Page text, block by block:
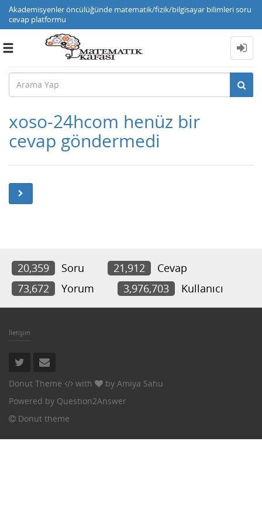
Akademisyenler öncülüğünde matematik/fizik/bilgisayar bilimleri soru
cevap platformu
Toggle
xoso-24hcom henüz bir
cevap göndermedi
20,359 Soru 21,912
Cevap
73,672
Yorum 3,976,703 Kullanıcı
İletişim
Donut Theme with by Amiya Sahu
Powered by Question2Answer
Donut theme